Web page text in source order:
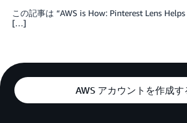
この記事は “AWS is How: Pinterest Lens
[…]
AWS アカウントを作成す